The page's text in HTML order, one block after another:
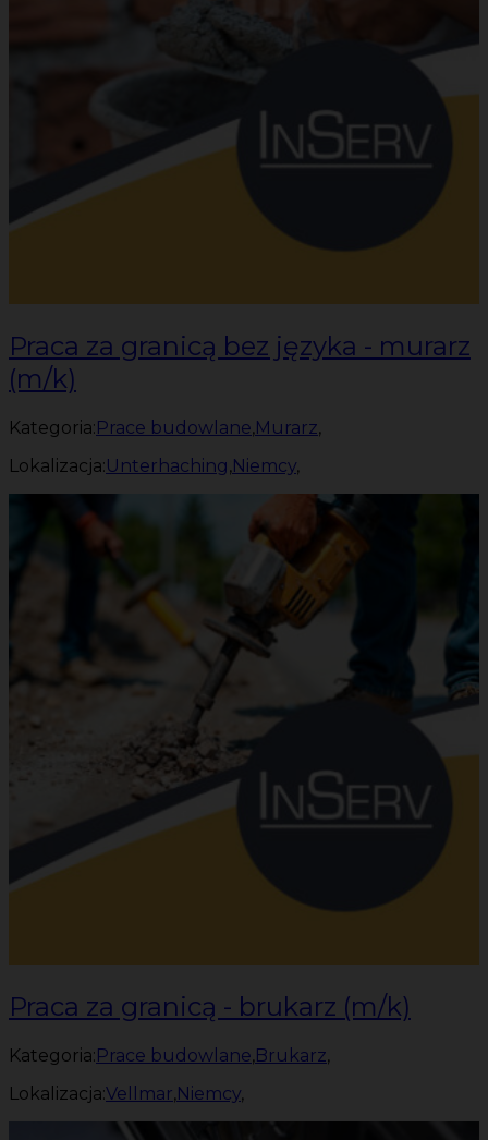
Praca za granicą bez języka - murarz
(m/k)
Kategoria:Prace budowlane,Murarz,
Lokalizacja:Unterhaching,Niemcy,
Praca za granicą - brukarz (m/k)
Kategoria:Prace budowlane,Brukarz,
Lokalizacja:Vellmar,Niemcy,